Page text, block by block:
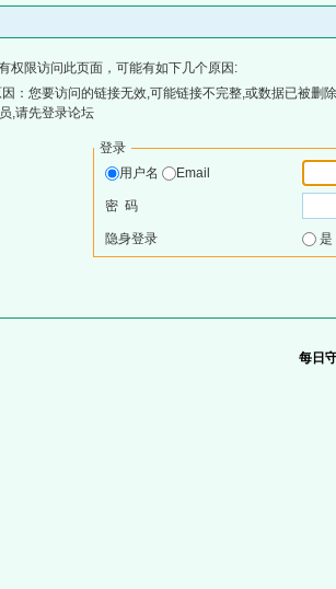
权限访问此页面，可能有如下几个原因:
：您要访问的链接无效,可能链接不完整,或数据已被删
,请先登录论坛
登录
用户名
Email
密 码
隐身登录
每日